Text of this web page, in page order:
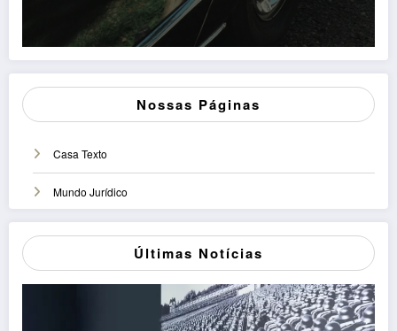
Nossas Páginas
Casa Texto
Mundo Jurídico
Últimas Notícias